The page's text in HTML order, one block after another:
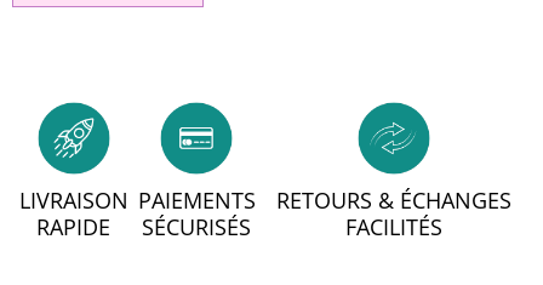
LIVRAISON
RAPIDE
PAIEMENTS
SÉCURISÉS
RETOURS & ÉCHANGES
FACILITÉS